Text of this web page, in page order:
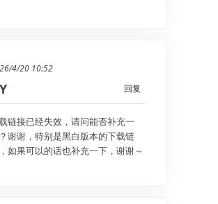
4/20 10:52
回复
链接已经失效，请问能否补充一
谢谢，特别是黑白版本的下载链
如果可以的话也补充一下，谢谢～